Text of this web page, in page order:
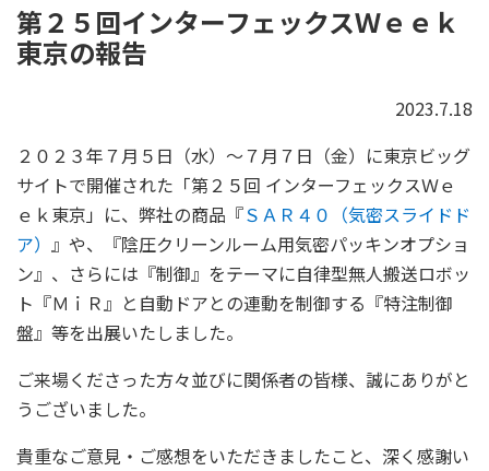
第２５回インターフェックスＷｅｅｋ
東京の報告
2023.7.18
２０２３年７月５日（水）～７月７日（金）に東京ビッグ
サイトで開催された「第２５回 インターフェックスＷｅ
ｅｋ東京」に、弊社の商品『ＳＡＲ４０（気密スライドド
ア） 』や、『陰圧クリーンルーム用気密パッキンオプショ
ン』、さらには『制御』をテーマに自律型無人搬送ロボッ
ト『ＭｉＲ』と自動ドアとの連動を制御する『特注制御
盤』等を出展いたしました。
ご来場くださった方々並びに関係者の皆様、誠にありがと
うございました。
貴重なご意見・ご感想をいただきましたこと、深く感謝い